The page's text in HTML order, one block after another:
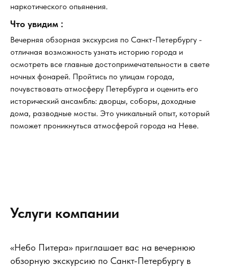
Что увидим :
Вечерняя обзорная экскурсия по Санкт-Петербургу -
отличная возможность узнать историю города и
осмотреть все главные достопримечательности в свете
ночных фонарей. Пройтись по улицам города,
почувствовать атмосферу Петербурга и оценить его
исторический ансамбль: дворцы, соборы, доходные
дома, разводные мосты. Это уникальный опыт, который
поможет проникнуться атмосферой города на Неве.
наркотического опьянения.
Услуги компании
«Небо Питера» приглашает вас на вечернюю
обзорную экскурсию по Санкт-Петербургу в